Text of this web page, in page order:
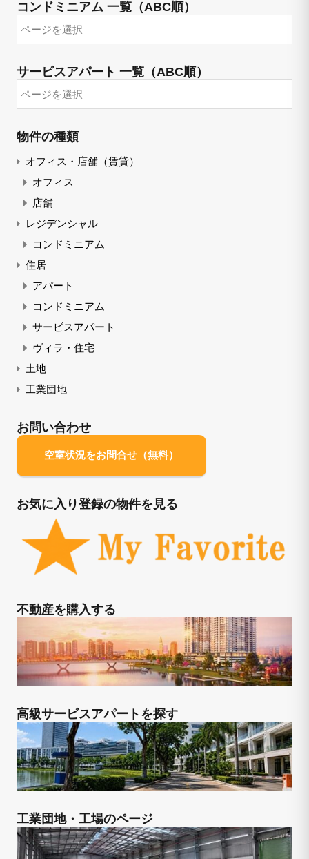
コンドミニアム 一覧（ABC順）
サービスアパート 一覧（ABC順）
物件の種類
オフィス・店舗（賃貸）
オフィス
店舗
レジデンシャル
コンドミニアム
住居
アパート
コンドミニアム
サービスアパート
ヴィラ・住宅
土地
工業団地
お問い合わせ
空室状況をお問合せ（無料）
お気に入り登録の物件を見る
不動産を購入する
高級サービスアパートを探す
工業団地・工場のページ